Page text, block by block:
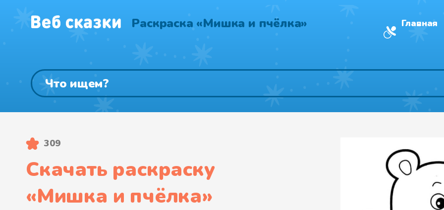
Раскраска «Мишка и пчёлка» Главная
309
Скачать раскраску
«Мишка и пчёлка»